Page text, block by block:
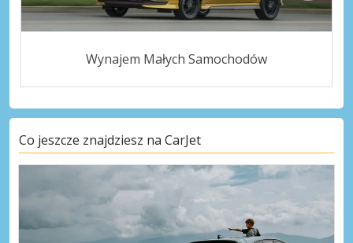
Wynajem Małych Samochodów
Co jeszcze znajdziesz na CarJet